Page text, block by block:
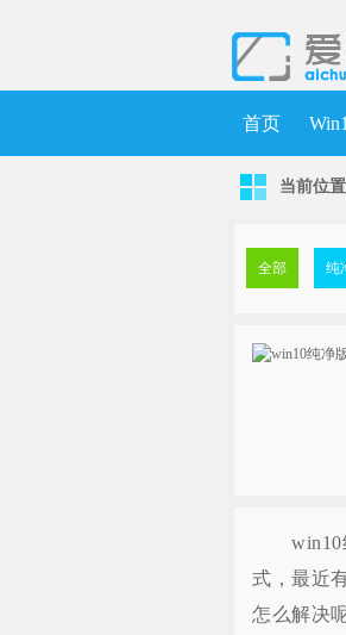
首页
当前位
全部 纯
win10纯
式，最近
怎么解决